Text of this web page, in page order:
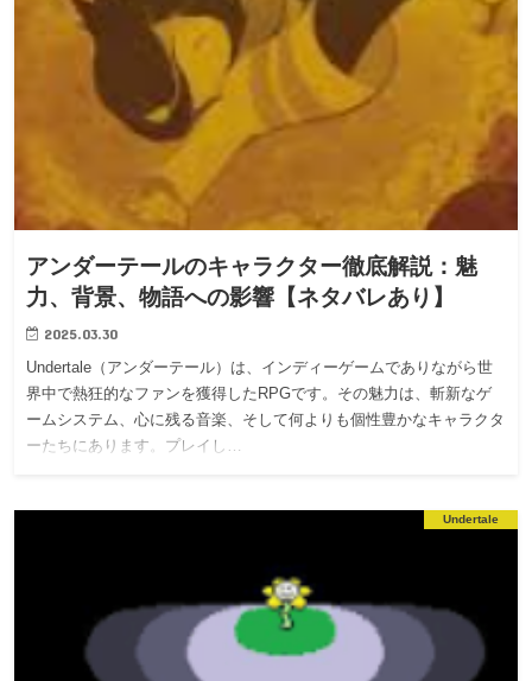
アンダーテールのキャラクター徹底解説：魅
力、背景、物語への影響【ネタバレあり】
2025.03.30
Undertale（アンダーテール）は、インディーゲームでありながら世
界中で熱狂的なファンを獲得したRPGです。その魅力は、斬新なゲ
ームシステム、心に残る音楽、そして何よりも個性豊かなキャラクタ
ーたちにあります。プレイし…
Undertale